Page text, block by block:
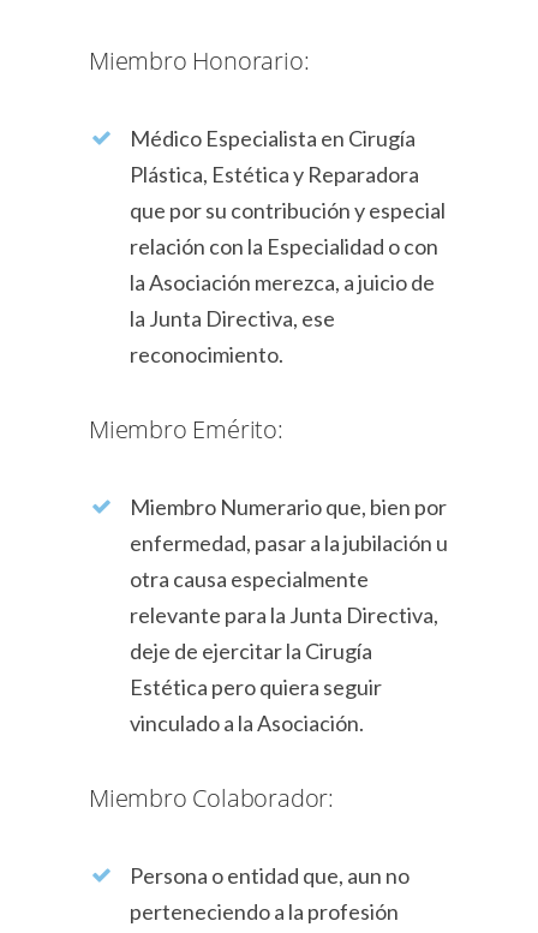
Miembro Honorario:
Médico Especialista en Cirugía
Plástica, Estética y Reparadora
que por su contribución y especial
relación con la Especialidad o con
la Asociación merezca, a juicio de
la Junta Directiva, ese
reconocimiento.
Miembro Emérito:
Miembro Numerario que, bien por
enfermedad, pasar a la jubilación u
otra causa especialmente
relevante para la Junta Directiva,
deje de ejercitar la Cirugía
Estética pero quiera seguir
vinculado a la Asociación.
Miembro Colaborador:
Persona o entidad que, aun no
perteneciendo a la profesión